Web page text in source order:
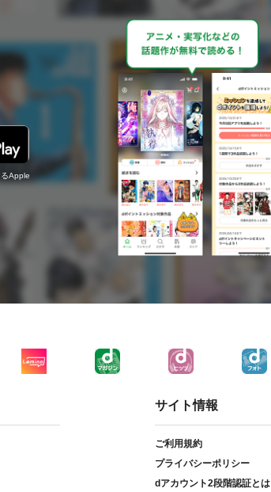
Apple
サイト情報
ご利用規約
プライバシーポリシー
dアカウント2段階認証とは